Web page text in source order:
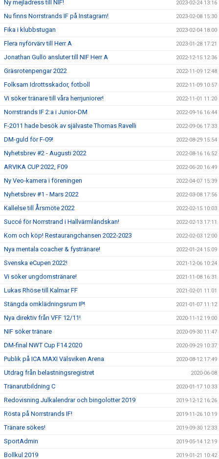
Ny mejladress till NIF! 2023-02-24 13:16
Nu finns Norrstrands IF på Instagram! 2023-02-08 15:30
Fika i klubbstugan 2023-02-04 18:00
Flera nyförvärv till Herr A 2023-01-28 17:21
Jonathan Gullö ansluter till NIF Herr A 2022-12-15 12:36
Gräsrotenpengar 2022 2022-11-09 12:48
Folksam Idrottsskador, fotboll 2022-11-09 10:57
Vi söker tränare till våra herrjuniorer! 2022-11-01 11:20
Norrstrands IF 2:a i Junior-DM 2022-09-16 16:44
F-2011 hade besök av självaste Thomas Ravelli 2022-09-06 17:33
DM-guld för F-09! 2022-08-29 15:54
Nyhetsbrev #2 - Augusti 2022 2022-08-16 16:52
ARVIKA CUP 2022, F09 2022-06-20 16:49
Ny Veo-kamera i föreningen 2022-04-07 15:39
Nyhetsbrev #1 - Mars 2022 2022-03-08 17:56
Kallelse till Årsmöte 2022 2022-02-15 10:03
Succé för Norrstrand i Hallvärmländskan! 2022-02-13 17:11
Kom och köp! Restaurangchansen 2022-2023 2022-02-03 12:00
Nya mentala coacher & fystränare! 2022-01-24 15:09
Svenska eCupen 2022! 2021-12-06 10:24
Vi söker ungdomstränare! 2021-11-08 16:31
Lukas Rhöse till Kalmar FF 2021-02-01 11:01
Stängda omklädningsrum IP! 2021-01-07 11:12
Nya direktiv från VFF 12/11! 2020-11-12 19:00
NIF söker tränare 2020-09-30 11:47
DM-final NWT Cup F14 2020 2020-09-29 10:37
Publik på ICA MAXI Välsviken Arena 2020-08-12 17:49
Utdrag från belastningsregistret 2020-06-08
Tränarutbildning C 2020-01-17 10:33
Redovisning Julkalendrar och bingolotter 2019 2019-12-12 16:26
Rösta på Norrstrands IF! 2019-11-26 10:19
Tränare sökes! 2019-09-30 12:33
SportAdmin 2019-05-14 12:19
Bollkul 2019 2019-01-21 10:42